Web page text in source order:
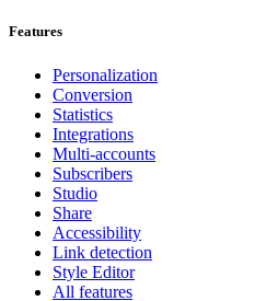
Features
Personalization
Conversion
Statistics
Integrations
Multi-accounts
Subscribers
Studio
Share
Accessibility
Link detection
Style Editor
All features